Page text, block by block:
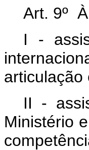
Art. 9º
I -
articulação
II -
Ministério